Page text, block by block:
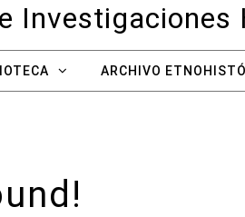
ARCHIVO